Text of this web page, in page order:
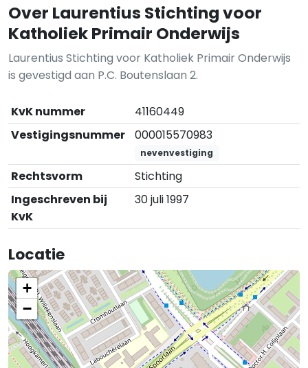
Over Laurentius Stichting voor
Katholiek Primair Onderwijs
Laurentius Stichting voor Katholiek Primair Onderwijs
is gevestigd aan P.C. Boutenslaan 2.
KvK nummer
41160449
Vestigingsnummer
000015570983
nevenvestiging
Rechtsvorm
Stichting
Ingeschreven bij
KvK
30 juli 1997
Locatie
+
−